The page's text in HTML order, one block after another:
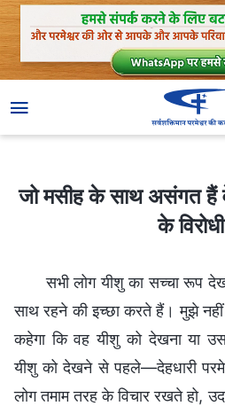
जो मसीह के साथ असंगत हैं वे निश्चित ही परमेश्वर
जो मसीह के साथ असंगत हैं वे
के
सभी लोग यीशु का सच्चा रूप
साथ रहने की इच्छा करते हैं। मुझे
कहेगा कि वह यीशु को देखना या
यीशु को देखने से पहले—देहधारी
लोग तमाम तरह के विचार रखते हो,